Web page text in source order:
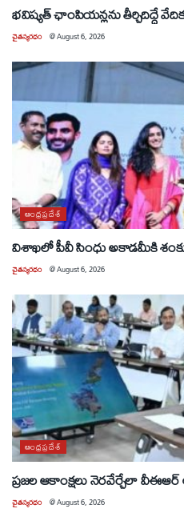
భవిష్యత్ ఛాంపియన్లను తీర్చిదిద్దే
చైతన్యరధం @August 6, 2026
ఆంధ్రప్రదేశ్
విశాఖలో పీవీ సింధు అకాడమీకి
చైతన్యరధం @August 6, 2026
ఆంధ్రప్రదేశ్
ప్రజల ఆకాంక్షలు నెరవేర్చేలా వీఈఆర్
చైతన్యరధం @August 6, 2026